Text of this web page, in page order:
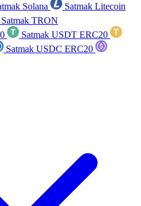
Solana
Satmak Litecoin
Satmak TRON
Satmak USDT ERC20
Satmak USDC ERC20